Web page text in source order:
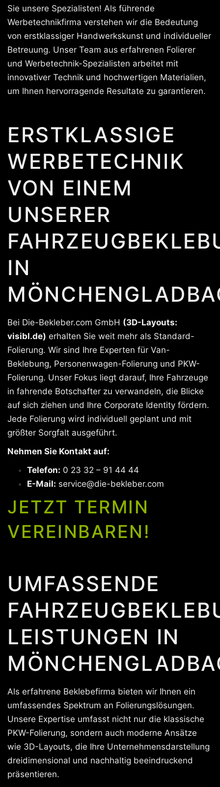
Sie unsere Spezialisten! Als führende
Werbetechnikfirma verstehen wir die Bedeutung
von erstklassiger Handwerkskunst und individueller
Betreuung. Unser Team aus erfahrenen Folierer
und Werbetechnik-Spezialisten arbeitet mit
innovativer Technik und hochwertigen Materialien,
um Ihnen hervorragende Resultate zu garantieren.
ERSTKLASSIGE
WERBETECHNIK
VON EINEM
UNSERER
IN
Bei Die-Bekleber.com GmbH (3D-Layouts:
visibl.de) erhalten Sie weit mehr als Standard-
Folierung. Wir sind Ihre Experten für Van-
Beklebung, Personenwagen-Folierung und PKW-
Folierung. Unser Fokus liegt darauf, Ihre Fahrzeuge
in fahrende Botschafter zu verwandeln, die Blicke
auf sich ziehen und Ihre Corporate Identity fördern.
Jede Folierung wird individuell geplant und mit
größter Sorgfalt ausgeführt.
Nehmen Sie Kontakt auf:
Telefon: 0 23 32 – 91 44 44
E-Mail: service@die-bekleber.com
JETZT TERMIN
VEREINBAREN!
UMFASSENDE
LEISTUNGEN IN
Als erfahrene Beklebefirma bieten wir Ihnen ein
umfassendes Spektrum an Folierungslösungen.
Unsere Expertise umfasst nicht nur die klassische
PKW-Folierung, sondern auch moderne Ansätze
wie 3D-Layouts, die Ihre Unternehmensdarstellung
dreidimensional und nachhaltig beeindruckend
präsentieren.